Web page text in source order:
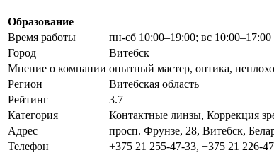
Образование
Время работы
пн-сб 10:00–19:00; вс 10:00–17:00
Город
Витебск
Мнение о компании опытный мастер, оптика,
Регион
Витебская область
Рейтинг
3.7
Категория
Контактные линзы, Коррекция
Адрес
просп. Фрунзе, 28, Витебск,
Телефон
+375 21 255-47-33, +375 21 226-